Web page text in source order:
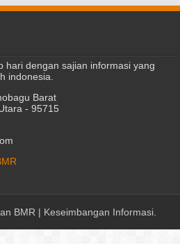
hari dengan sajian informasi yang
indonesia.
Barat
- 95715
BMR | Keseimbangan Informasi